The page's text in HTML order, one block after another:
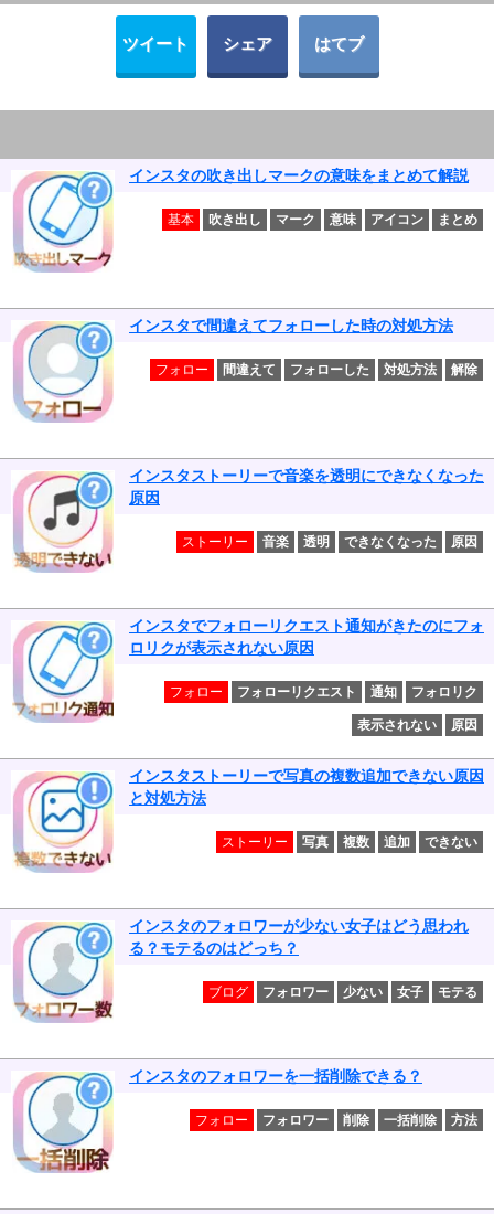
ツイート シェア はてブ
インスタの吹き出しマークの意味をまとめて解説
基本 吹き出し マーク 意味 アイコン まとめ
インスタで間違えてフォローした時の対処方法
フォロー 間違えて フォローした 対処方法 解除
インスタストーリーで音楽を透明にできなくなった
原因
ストーリー 音楽 透明 できなくなった 原因
インスタでフォローリクエスト通知がきたのにフォ
ロリクが表示されない原因
フォロー フォローリクエスト 通知 フォロリク
表示されない 原因
インスタストーリーで写真の複数追加できない原因
と対処方法
ストーリー 写真 複数 追加 できない
インスタのフォロワーが少ない女子はどう思われ
る？モテるのはどっち？
ブログ フォロワー 少ない 女子 モテる
インスタのフォロワーを一括削除できる？
フォロー フォロワー 削除 一括削除 方法